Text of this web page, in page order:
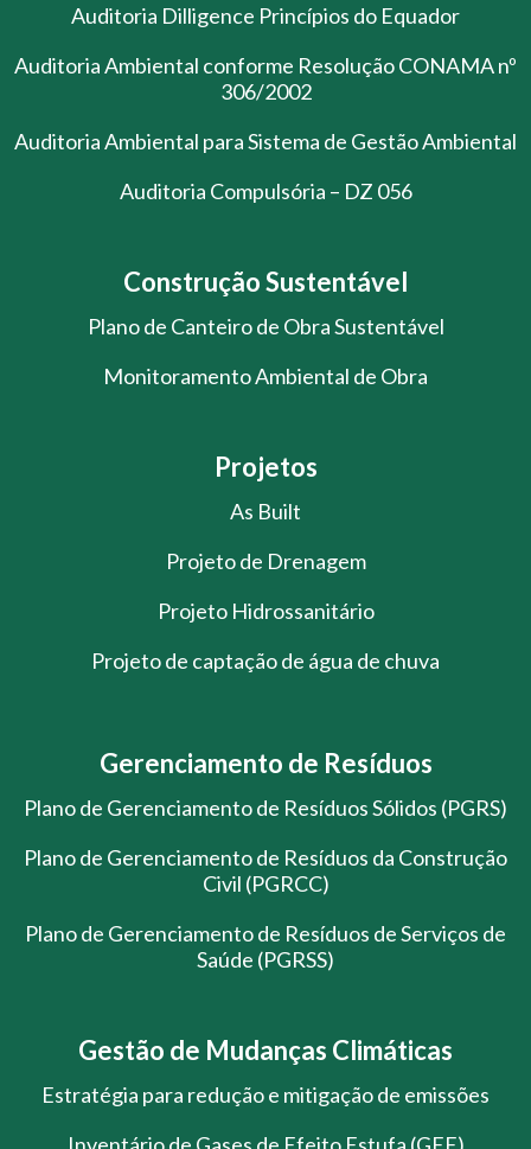
Auditoria Dilligence Princípios do Equador
Auditoria Ambiental conforme Resolução CONAMA nº
306/2002
Auditoria Ambiental para Sistema de Gestão Ambiental
Auditoria Compulsória – DZ 056
Construção Sustentável
Plano de Canteiro de Obra Sustentável
Monitoramento Ambiental de Obra
Projetos
As Built
Projeto de Drenagem
Projeto Hidrossanitário
Projeto de captação de água de chuva
Gerenciamento de Resíduos
Plano de Gerenciamento de Resíduos Sólidos (PGRS)
Plano de Gerenciamento de Resíduos da Construção
Civil (PGRCC)
Plano de Gerenciamento de Resíduos de Serviços de
Saúde (PGRSS)
Gestão de Mudanças Climáticas
Estratégia para redução e mitigação de emissões